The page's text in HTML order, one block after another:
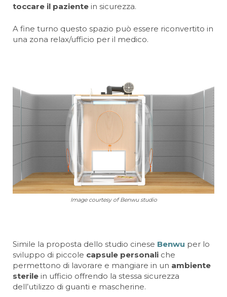
toccare il paziente in sicurezza.
A fine turno questo spazio può essere riconvertito in
una zona relax/ufficio per il medico.
Image courtesy of Benwu studio
Simile la proposta dello studio cinese Benwu per lo
sviluppo di piccole capsule personali che
permettono di lavorare e mangiare in un ambiente
sterile in ufficio offrendo la stessa sicurezza
dell’utilizzo di guanti e mascherine.